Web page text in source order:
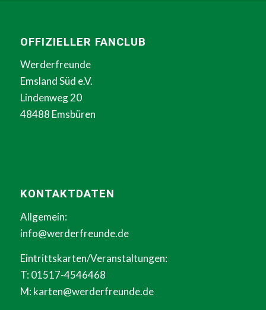
OFFIZIELLER FANCLUB
Werderfreunde
Emsland Süd e.V.
Lindenweg 20
48488 Emsbüren
KONTAKTDATEN
Allgemein:
info@werderfreunde.de
Eintrittskarten/Veranstaltungen:
T: 01517-4546468
M:karten@werderfreunde.de